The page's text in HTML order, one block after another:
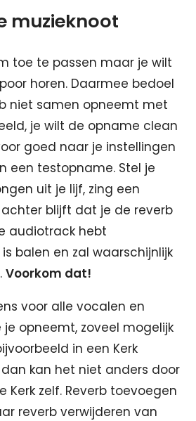
muzieknoot
toe te passen maar je wilt
horen. Daarmee bedoel
niet samen opneemt met
je wilt de opname clean
goed naar je instellingen
een testopname. Stel je
uit je lijf, zing een
blijft dat je de reverb
audiotrack hebt
balen en zal waarschijnlijk
Voorkom dat!
voor alle vocalen en
opneemt, zoveel mogelijk
in een Kerk
kan het niet anders door
Kerk zelf. Reverb toevoegen
reverb verwijderen van